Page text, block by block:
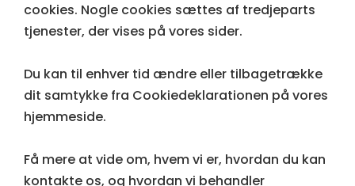
cookies. Nogle cookies sættes af tredjeparts
tjenester, der vises på vores sider.
Du kan til enhver tid ændre eller tilbagetrække
dit samtykke fra Cookiedeklarationen på vores
hjemmeside.
Få mere at vide om, hvem vi er, hvordan du kan
kontakte os, og hvordan vi behandler